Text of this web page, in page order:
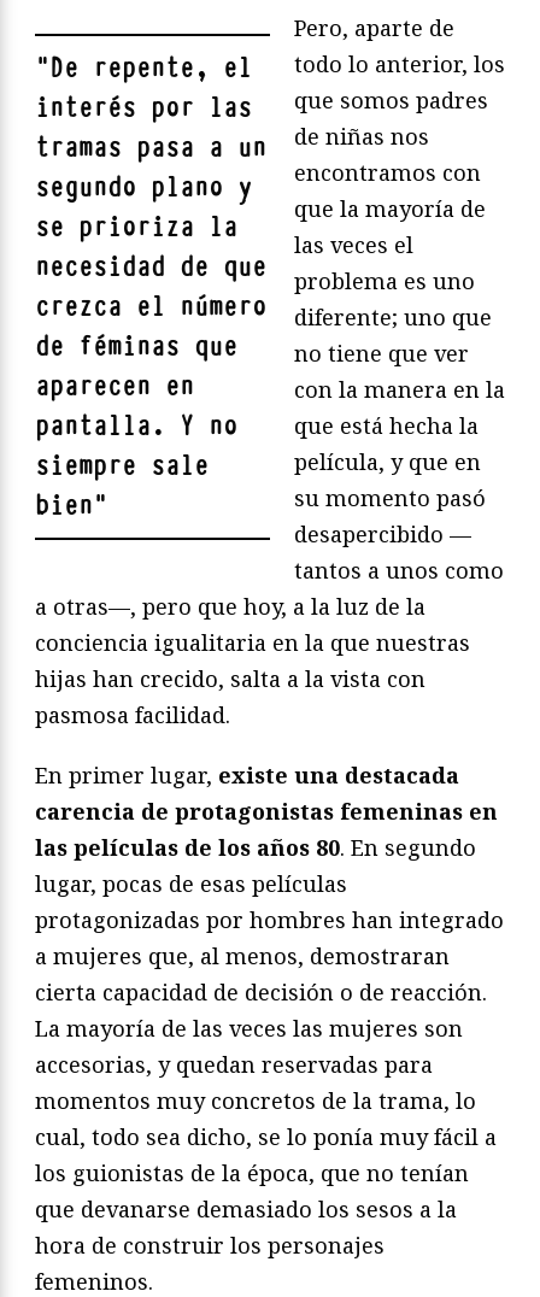
"De repente, el
interés por las
tramas pasa a un
segundo plano y
se prioriza la
necesidad de que
crezca el número
de féminas que
aparecen en
pantalla. Y no
siempre sale
bien"
Pero, aparte de
todo lo anterior, los
que somos padres
de niñas nos
encontramos con
que la mayoría de
las veces el
problema es uno
diferente; uno que
no tiene que ver
con la manera en la
que está hecha la
película, y que en
su momento pasó
desapercibido —
tantos a unos como
a otras—, pero que hoy, a la luz de la
conciencia igualitaria en la que nuestras
hijas han crecido, salta a la vista con
pasmosa facilidad.
En primer lugar, existe una destacada
carencia de protagonistas femeninas en
las películas de los años 80. En segundo
lugar, pocas de esas películas
protagonizadas por hombres han integrado
a mujeres que, al menos, demostraran
cierta capacidad de decisión o de reacción.
La mayoría de las veces las mujeres son
accesorias, y quedan reservadas para
momentos muy concretos de la trama, lo
cual, todo sea dicho, se lo ponía muy fácil a
los guionistas de la época, que no tenían
que devanarse demasiado los sesos a la
hora de construir los personajes
femeninos.